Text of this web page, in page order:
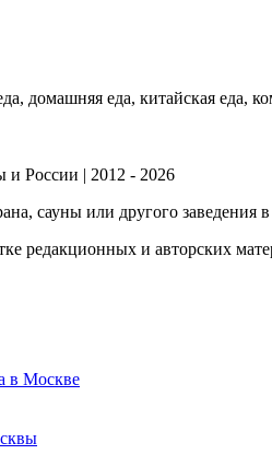
домашняя еда, китайская еда,
и России | 2012 - 2026
сауны или другого заведения
редакционных и авторских
в Москве